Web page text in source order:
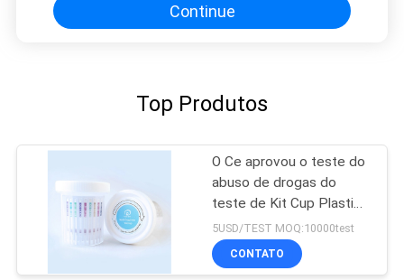
Continue
Top Produtos
O Ce aprovou o teste do
abuso de drogas do
teste de Kit Cup Plastic
Medical Rapid do teste
da urina DOA
5USD/TEST MOQ:10000test
CONTATO